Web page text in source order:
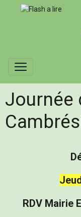
Journée
RDV Mairie